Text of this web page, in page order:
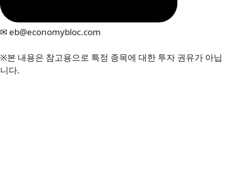
✉ eb@economybloc.com
※본 내용은 참고용으로 특정 종목에 대한 투자 권유가 아닙
니다.